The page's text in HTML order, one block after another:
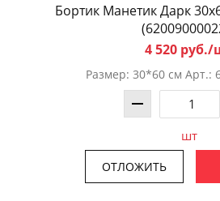
Бортик Манетик Дарк
4 520
Размер: 30*60 см Арт.:
шт
ОТЛОЖИТЬ